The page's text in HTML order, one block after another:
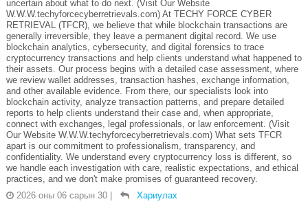
uncertain about what to do next. (Visit Our Website
W.W.W.techyforcecyberretrievals.com) At TECHY FORCE CYBER
RETRIEVAL (TFCR), we believe that while blockchain transactions are
generally irreversible, they leave a permanent digital record. We use
blockchain analytics, cybersecurity, and digital forensics to trace
cryptocurrency transactions and help clients understand what happened to
their assets. Our process begins with a detailed case assessment, where
we review wallet addresses, transaction hashes, exchange information,
and other available evidence. From there, our specialists look into
blockchain activity, analyze transaction patterns, and prepare detailed
reports to help clients understand their case and, when appropriate,
connect with exchanges, legal professionals, or law enforcement. (Visit
Our Website W.W.W.techyforcecyberretrievals.com) What sets TFCR
apart is our commitment to professionalism, transparency, and
confidentiality. We understand every cryptocurrency loss is different, so
we handle each investigation with care, realistic expectations, and ethical
practices, and we don't make promises of guaranteed recovery.
2026 оны 06 сарын 30
Хариулах